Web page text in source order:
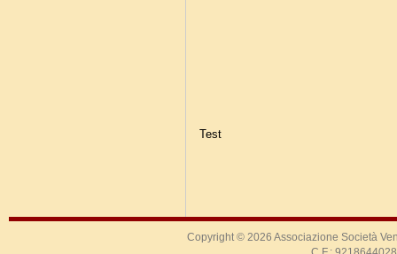
Test
Copyright © 2026 Associazione Società